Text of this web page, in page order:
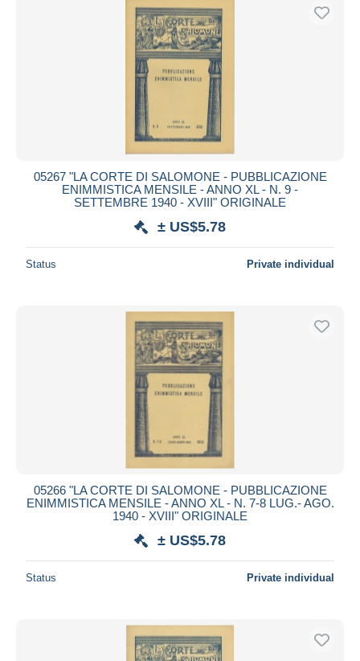
05267 "LA CORTE DI SALOMONE - PUBBLICAZIONE
ENIMMISTICA MENSILE - ANNO XL - N. 9 -
SETTEMBRE 1940 - XVIII" ORIGINALE
± US$5.78
Status Private individual
05266 "LA CORTE DI SALOMONE - PUBBLICAZIONE
ENIMMISTICA MENSILE - ANNO XL - N. 7-8 LUG.- AGO.
1940 - XVIII" ORIGINALE
± US$5.78
Status Private individual